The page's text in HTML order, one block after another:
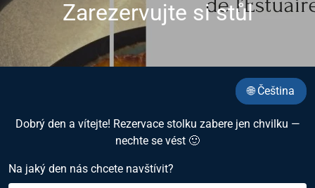
Zarezervujte si stůl
🌐 Čeština
Dobrý den a vítejte! Rezervace stolku zabere jen chvilku —
nechte se vést 🙂
Na jaký den nás chcete navštívit?